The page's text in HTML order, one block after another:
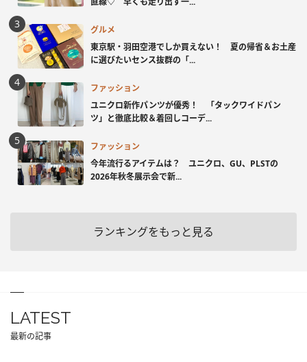
グルメ
東京駅・羽田空港でしか買えない！ 夏の帰省＆お土産
に選びたいセンス抜群の「...
ファッション
ユニクロ新作パンツが優秀！ 「タックワイドパン
ツ」と徹底比較＆着回しコーデ...
ファッション
今年流行るアイテムは？ ユニクロ、GU、PLSTの
2026年秋冬展示会で新...
ランキングをもっと見る
LATEST
最新の記事